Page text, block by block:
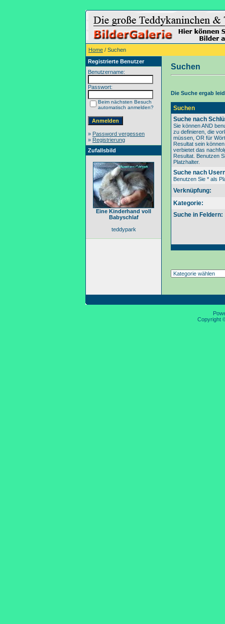
Home / Suchen
Registrierte Benutzer
Benutzername:
Passwort:
Beim nächsten Besuch
automatisch anmelden?
» Password vergessen
» Registrierung
Zufallsbild
Eine Kinderhand voll
Babyschlaf
teddypark
Suchen
Die Suche ergab
Suchen
Suche nach
Sie können AND
zu definieren, die
müssen, OR für
Resultat sein
verbietet das
Resultat. Benutzen
Platzhalter.
Suche nach
Benutzen Sie * als
Verknüpfung:
Kategorie:
Suche in Feldern:
Copyright